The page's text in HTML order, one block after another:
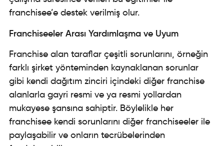
franchisee’e destek verilmiş olur.
Franchiseeler Arası Yardımlaşma ve Uyum
Franchise alan taraflar çeşitli sorunlarını, örneğin
farklı şirket yönteminden kaynaklanan sorunlar
gibi kendi dağıtım zinciri içindeki diğer franchise
alanlarla gayri resmi ve ya resmi yollardan
mukayese şansına sahiptir. Böylelikle her
franchisee kendi sorunlarını diğer franchiseeler ile
paylaşabilir ve onların tecrübelerinden